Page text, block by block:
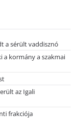
a sérült vaddisznó
a kormány a szakmai
az Igali
frakciója